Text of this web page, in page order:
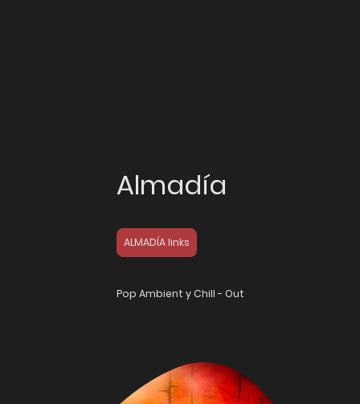
Almadía
ALMADÍA links
Pop Ambient y Chill - Out